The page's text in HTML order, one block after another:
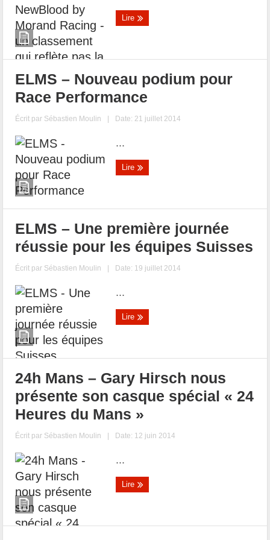
Lire
ELMS – Nouveau podium pour
Race Performance
Écrit par Sébastien Moulin | Date: 21 juillet 2014
...
Lire
ELMS – Une première journée
réussie pour les équipes Suisses
Écrit par Sébastien Moulin | Date: 19 juillet 2014
...
Lire
24h Mans – Gary Hirsch nous
présente son casque spécial « 24
Heures du Mans »
Écrit par Sébastien Moulin | Date: 12 juin 2014
...
Lire